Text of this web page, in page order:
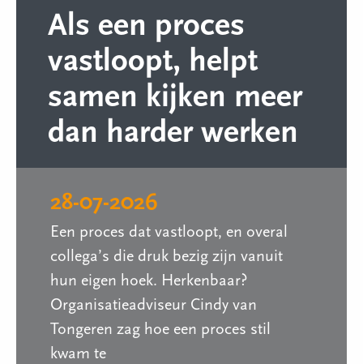
Als een proces
vastloopt, helpt
samen kijken meer
dan harder werken
28-07-2026
Een proces dat vastloopt, en overal
collega’s die druk bezig zijn vanuit
hun eigen hoek. Herkenbaar?
Organisatieadviseur Cindy van
Tongeren zag hoe een proces stil
kwam te